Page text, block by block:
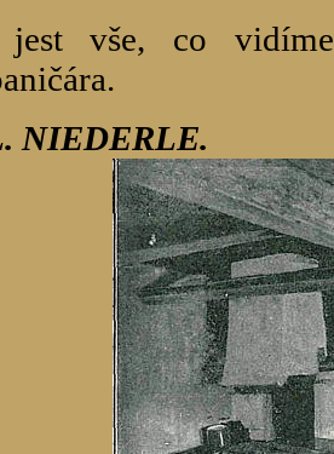
vše, co
NIEDERLE.